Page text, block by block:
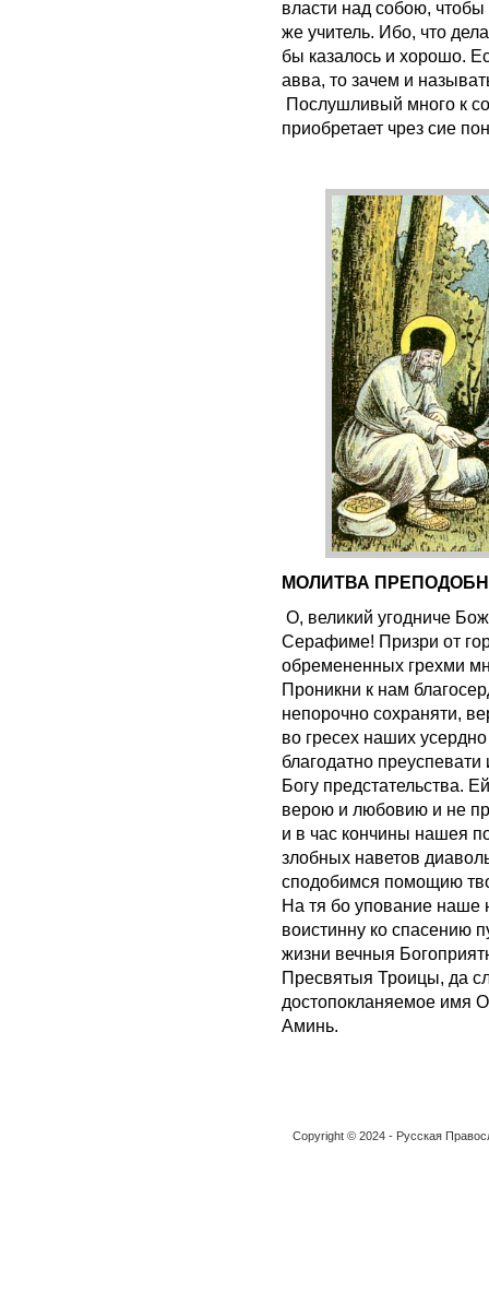
власти над собою, чтобы
же учитель. Ибо, что
бы казалось и хорошо.
авва, то зачем и
Послушливый много к
приобретает чрез сие
МОЛИТВА
О, великий угодниче
Серафиме! Призри от
обремененных грехми
Проникни к нам
непорочно сохраняти,
во гресех наших
благодатно
Богу предстательства.
верою и любовию и не
и в час кончины нашея
злобных наветов
сподобимся помощию
На тя бо упование наше
воистинну ко спасению
жизни вечныя
Пресвятыя Троицы, да
достопокланяемое имя
Аминь.
Copyright © 2024 - Русская